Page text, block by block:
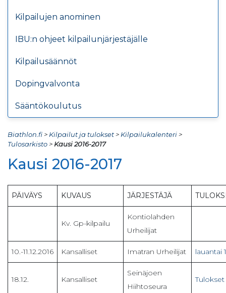
Kilpailujen anominen
IBU:n ohjeet kilpailunjärjestäjälle
Kilpailusäännöt
Dopingvalvonta
Sääntökoulutus
Biathlon.fi> Kilpailut ja tulokset> Kilpailukalenteri>
Tulosarkisto> Kausi 2016-2017
Kausi 2016-2017
PÄIVÄYS KUVAUS JÄRJESTÄJÄ
Kv. Gp-kilpailu
Kontiolahden
Urheilijat
10.-11.12.2016 Kansalliset Imatran Urheilijat lauantai
18.12. Kansalliset
Seinäjoen
Hiihtoseura
Tulokset